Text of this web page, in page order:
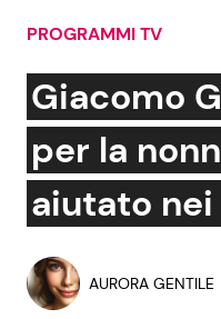
Cerca:
News e Cronaca
Attualità Italiana
Economia
PROGRAMMI TV
Giacomo
per la
aiutato
AURORA GENTILE